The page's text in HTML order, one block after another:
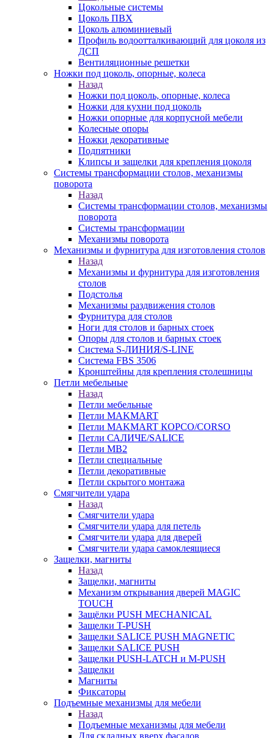
Цокольные системы
Цоколь ПВХ
Цоколь алюминиевый
Профиль водоотталкивающий для цоколя из
ДСП
Вентиляционные решетки
Ножки под цоколь, опорные, колеса
Назад
Ножки под цоколь, опорные, колеса
Ножки для кухни под цоколь
Ножки опорные для корпусной мебели
Колесные опоры
Ножки декоративные
Подпятники
Клипсы и защелки для крепления цоколя
Системы трансформации столов, механизмы
поворота
Назад
Системы трансформации столов, механизмы
поворота
Системы трансформации
Механизмы поворота
Механизмы и фурнитура для изготовления столов
Назад
Механизмы и фурнитура для изготовления
столов
Подстолья
Механизмы раздвижения столов
Фурнитура для столов
Ноги для столов и барных стоек
Опоры для столов и барных стоек
Система S-ЛИНИЯ/S-LINE
Система FBS 3506
Кронштейны для крепления столешницы
Петли мебельные
Назад
Петли мебельные
Петли MAKMART
Петли MAKMART КОРСО/CORSO
Петли САЛИЧЕ/SALICE
Петли MB2
Петли специальные
Петли декоративные
Петли скрытого монтажа
Смягчители удара
Назад
Смягчители удара
Смягчители удара для петель
Смягчители удара для дверей
Cмягчители удара самоклеящиеся
Защелки, магниты
Назад
Защелки, магниты
Механизм открывания дверей MAGIC
TOUCH
Защёлки PUSH MECHANICAL
Защелки T-PUSH
Защелки SALICE PUSH MAGNETIC
Защелки SALICE PUSH
Защелки PUSH-LATCH и M-PUSH
Защелки
Магниты
Фиксаторы
Подъемные механизмы для мебели
Назад
Подъемные механизмы для мебели
Для складных вверх фасадов